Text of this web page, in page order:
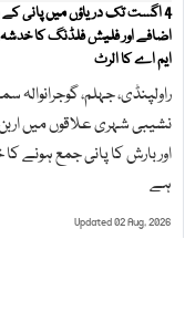
4 اگست تک دریاؤں میں پانی کے
اضافے اور فلیش فلڈنگ کا
ایم اے کا الرٹ
راولپنڈی، جہلم، گوجرانوالہ
نشیبی شہری علاقوں میں
اور بارش کا پانی جمع ہونے
ہے
Updated 02 Aug, 2026